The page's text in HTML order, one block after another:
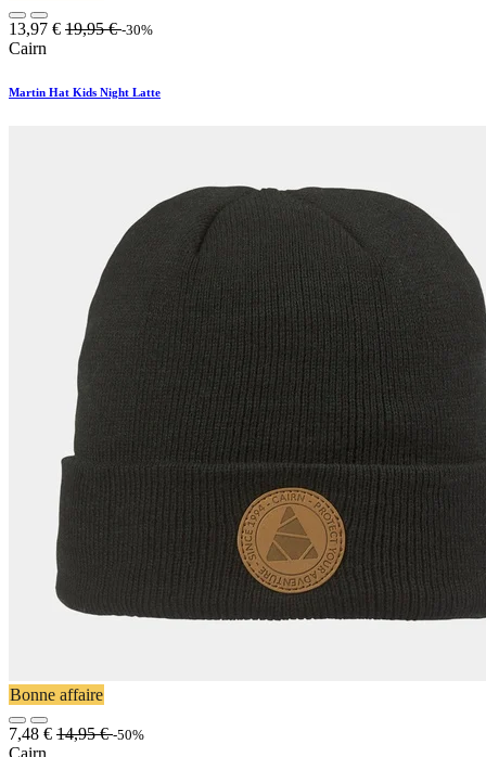
13,97 € 19,95€ -30%
Cairn
Martin Hat Kids Night Latte
Bonne affaire
7,48 € 14,95€ -50%
Cairn